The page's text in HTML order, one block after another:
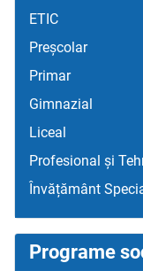
ETIC
Preșcolar
Primar
Gimnazial
Liceal
Profesional și
Învățământ
Programe